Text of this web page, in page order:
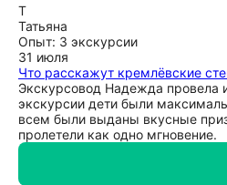
Т
Татьяна
Опыт: 3 экскурсии
31 июля
Что расскажут кремлёвские
Экскурсовод Надежда провела
экскурсии дети были
всем были выданы вкусные
пролетели как одно мгновение.